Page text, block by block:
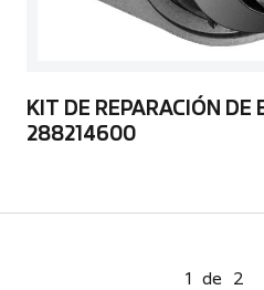
KIT DE REPARACIÓN DE
288214600
1 de 2